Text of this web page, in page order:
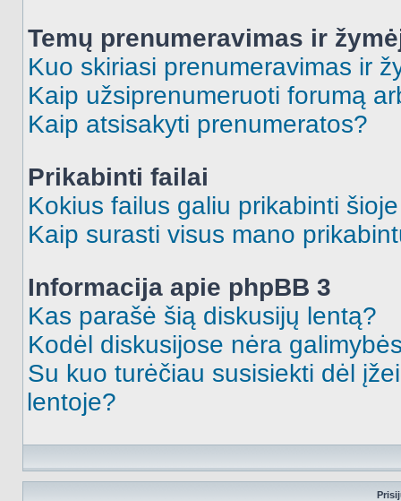
Temų prenumeravimas ir
Kuo skiriasi prenumeravimas ir
Kaip užsiprenumeruoti forumą
Kaip atsisakyti prenumeratos?
Prikabinti failai
Kokius failus galiu prikabinti
Kaip surasti visus mano
Informacija apie phpBB 3
Kas parašė šią diskusijų lentą?
Kodėl diskusijose nėra
Su kuo turėčiau susisiekti dėl
lentoje?